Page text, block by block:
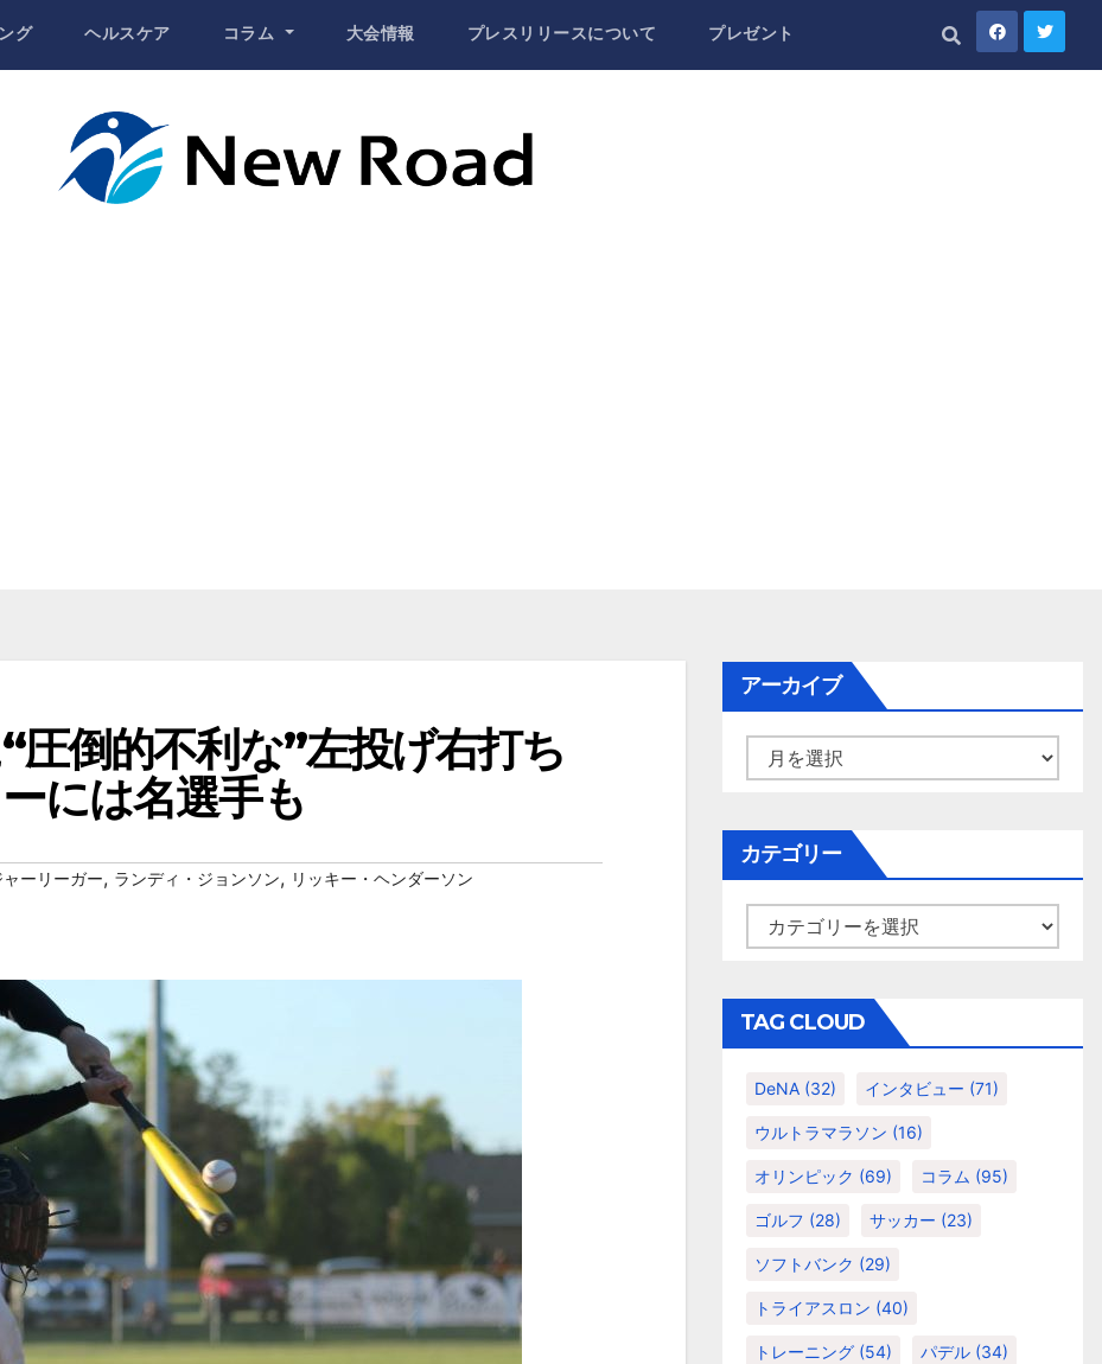
グ ヘルスケア コラム 大会情報 プレスリリースについて プレゼント
圧倒的不利な”左投げ右打ち
には名選手も
ャーリーガー, ランディ・ジョンソン, リッキー・ヘンダーソン
アーカイブ
ー
イ
ブ
カテゴリー
テ
リ
ー
TAG CLOUD
DeNA (32) インタビュー (71)
ウルトラマラソン (16)
オリンピック (69) コラム (95)
ゴルフ (28) サッカー (23)
ソフトバンク (29)
トライアスロン (40)
トレーニング (54) パデル (34)